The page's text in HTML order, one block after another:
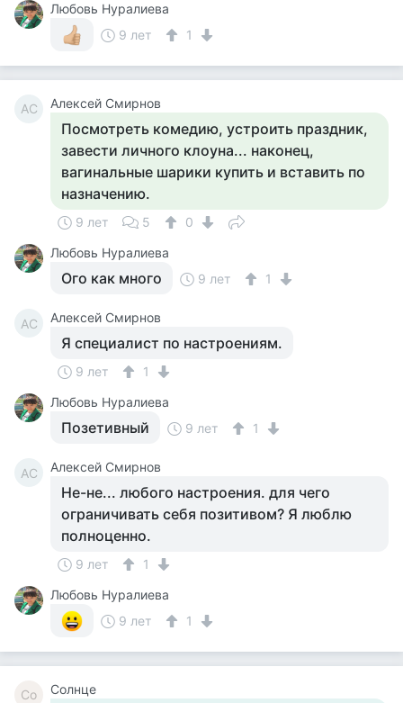
Любовь Нуралиева
9 лет
1
АС Алексей Смирнов
Посмотреть комедию, устроить праздник,
завести личного клоуна... наконец,
вагинальные шарики купить и вставить по
назначению.
9 лет 5
0
Любовь Нуралиева
Ого как много 9 лет 1
АС Алексей Смирнов
Я специалист по настроениям.
9 лет
1
Любовь Нуралиева
Позетивный 9 лет 1
АС Алексей Смирнов
Не-не... любого настроения. для чего
ограничивать себя позитивом? Я люблю
полноценно.
9 лет
1
Любовь Нуралиева
9 лет
1
Со Солнце